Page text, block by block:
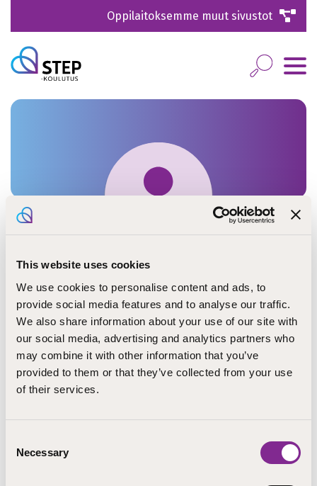
This website uses cookies
We use cookies to personalise content and ads, to
provide social media features and to analyse our traffic.
We also share information about your use of our site with
our social media, advertising and analytics partners who
may combine it with other information that you’ve
provided to them or that they’ve collected from your use
of their services.
Selection
Necessary
Oppilaitoksemme muut sivustot
Kaisa Boren
tuntiopettaja
Kokkola